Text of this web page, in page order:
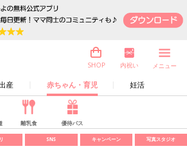
産 赤ちゃん・育児 妊活
SHOP 内祝い メニュー
離乳食 優待パス
SNS キャンペーン 写真スタジオ